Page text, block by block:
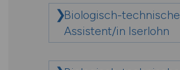
Biologisch-
Assistent/in Iserlohn